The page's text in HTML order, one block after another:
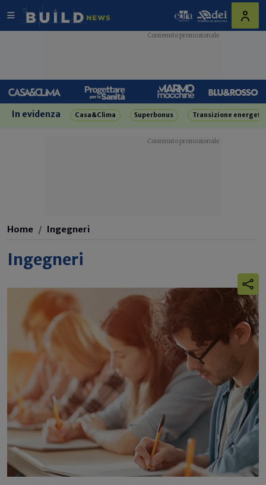
In evidenza Casa&Clima Superbonus Transizione
Home Ingegneri
Ingegneri